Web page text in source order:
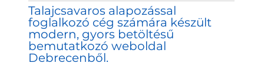
Talajcsavaros alapozással
foglalkozó cég számára készült
modern, gyors betöltésű
bemutatkozó weboldal
Debrecenből.